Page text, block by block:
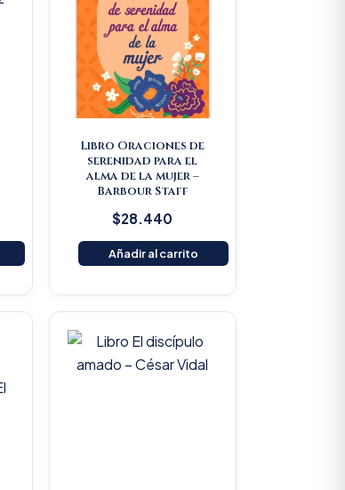
Libro Oraciones de
serenidad para el
alma de la mujer –
Barbour Staff
$28.440
Añadir al carrito